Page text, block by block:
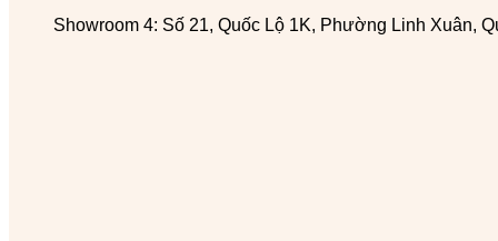
Showroom 4: Số 21, Quốc Lộ 1K, Phường Linh Xuân,